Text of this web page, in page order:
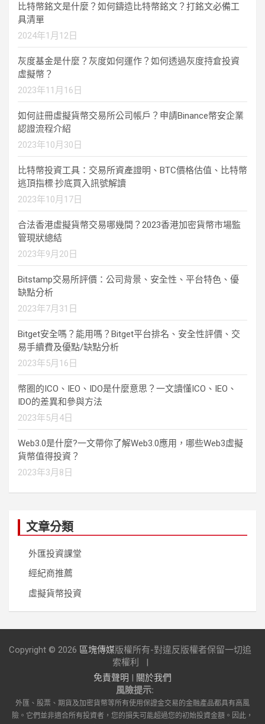
比特幣銘文是什麼？如何鑄造比特幣銘文？打銘文必備工
具清單
2024年1月12日
灰度基金是什麼？灰度如何運作？如何透過灰度持倉投資
虛擬幣？
2023年11月16日
如何註冊虛擬貨幣交易所公司帳戶？申請Binance幣安企業
認證流程介紹
2023年10月30日
比特幣投資工具：交易所資產證明、BTC價格估值、比特幣
逃頂指標·抄底買入訊號解讀
2023年10月17日
合法香港虛擬貨幣交易哪幾間？2023香港加密貨幣市場監
管現狀總結
2023年9月20日
Bitstamp交易所評價：公司背景、安全性、平台特色、優
缺點分析
2023年7月31日
Bitget安全嗎？能用嗎？Bitget平台排名、安全性評價、交
易手續費及優點/缺點分析
2023年5月16日
幣圈的ICO、IEO、IDO是什麼意思？一文讀懂ICO、IEO、
IDO的差異和參與方法
2023年5月4日
Web3.0是什麼?一文帶你了解Web3.0應用，哪些Web3虛擬
貨幣值得投資？
2023年3月8日
文章分類
外匯投資課堂
經紀商推薦
虛擬貨幣投資
Copyright © 2026 區塊傳媒版權所有-對違反版權者保留一切追
索權利
免責聲明 | 關於我們
風險提示:
外匯、股票、期貨及加密貨幣等所有使用保證金交易的金融產品都具有高風
險。它們並非適合所有投資者，您的損失可能超過您的初始投資金額。因此，